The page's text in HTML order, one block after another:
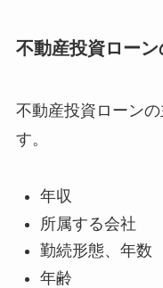
不動産投資ロー
不動産投資ローン
す。
年収
所属する会社
勤続形態、年数
年齢